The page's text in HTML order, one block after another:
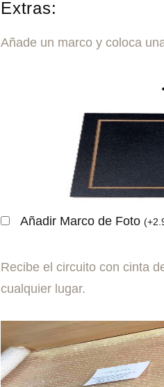
Extras:
Añade un marco y coloca
Añadir Marco de Foto (+
Recibe el circuito con cinta
cualquier lugar.